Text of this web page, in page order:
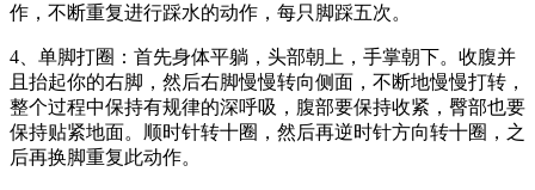
作，不断重复进行踩水的动作，每只脚踩五次。
4、单脚打圈：首先身体平躺，头部朝上，手掌朝下。收腹并
且抬起你的右脚，然后右脚慢慢转向侧面，不断地慢慢打转，
整个过程中保持有规律的深呼吸，腹部要保持收紧，臀部也要
保持贴紧地面。顺时针转十圈，然后再逆时针方向转十圈，之
后再换脚重复此动作。